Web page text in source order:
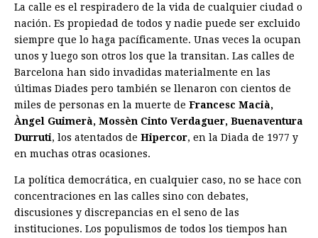
La calle es el respiradero de la vida de cualquier ciudad o
nación. Es propiedad de todos y nadie puede ser excluido
siempre que lo haga pacíficamente. Unas veces la ocupan
unos y luego son otros los que la transitan. Las calles de
Barcelona han sido invadidas materialmente en las
últimas Diades pero también se llenaron con cientos de
miles de personas en la muerte de Francesc Macià,
Àngel Guimerà, Mossèn Cinto Verdaguer, Buenaventura
Durruti, los atentados de Hipercor, en la Diada de 1977 y
en muchas otras ocasiones.
La política democrática, en cualquier caso, no se hace con
concentraciones en las calles sino con debates,
discusiones y discrepancias en el seno de las
instituciones. Los populismos de todos los tiempos han